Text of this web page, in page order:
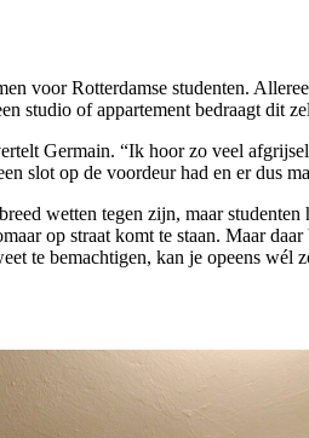
voor Rotterdamse studenten.
studio of appartement bedraagt dit
Germain. “Ik hoor zo veel
slot op de voordeur had en er dus
wetten tegen zijn, maar
op straat komt te staan. Maar
te bemachtigen, kan je opeens wél